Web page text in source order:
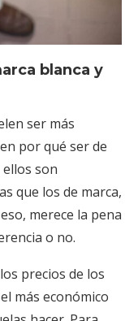
blanca y
ser más
por qué ser de
ellos son
que los de marca,
merece la pena
o no.
precios de los
más económico